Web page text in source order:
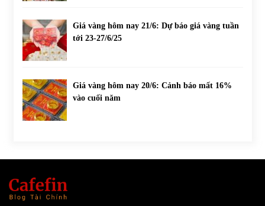
Giá vàng hôm nay 21/6: Dự báo giá vàng tuần
tới 23-27/6/25
Giá vàng hôm nay 20/6: Cảnh báo mất 16%
vào cuối năm